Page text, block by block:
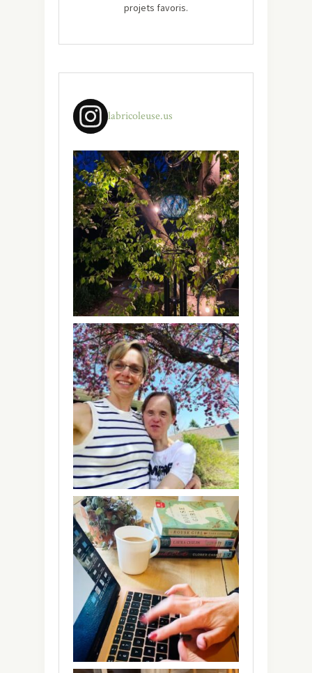
projets favoris.
labricoleuse.us